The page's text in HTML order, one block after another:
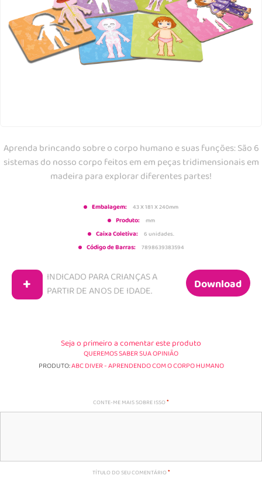
Aprenda brincando sobre o corpo humano e suas funções: São 6
sistemas do nosso corpo feitos em em peças tridimensionais em
madeira para explorar diferentes partes!
Embalagem: 43 X 181 X 240mm
Produto: mm
Caixa Coletiva: 6 unidades.
Código de Barras: 7898639383594
+
INDICADO PARA CRIANÇAS A
PARTIR DEANOS DE IDADE. Download
Seja o primeiro a comentar este produto
QUEREMOS SABER SUA OPINIÃO
PRODUTO:ABC DIVER - APRENDENDO COM O CORPO HUMANO
CONTE-ME MAIS SOBRE ISSO
TÍTULO DO SEU COMENTÁRIO